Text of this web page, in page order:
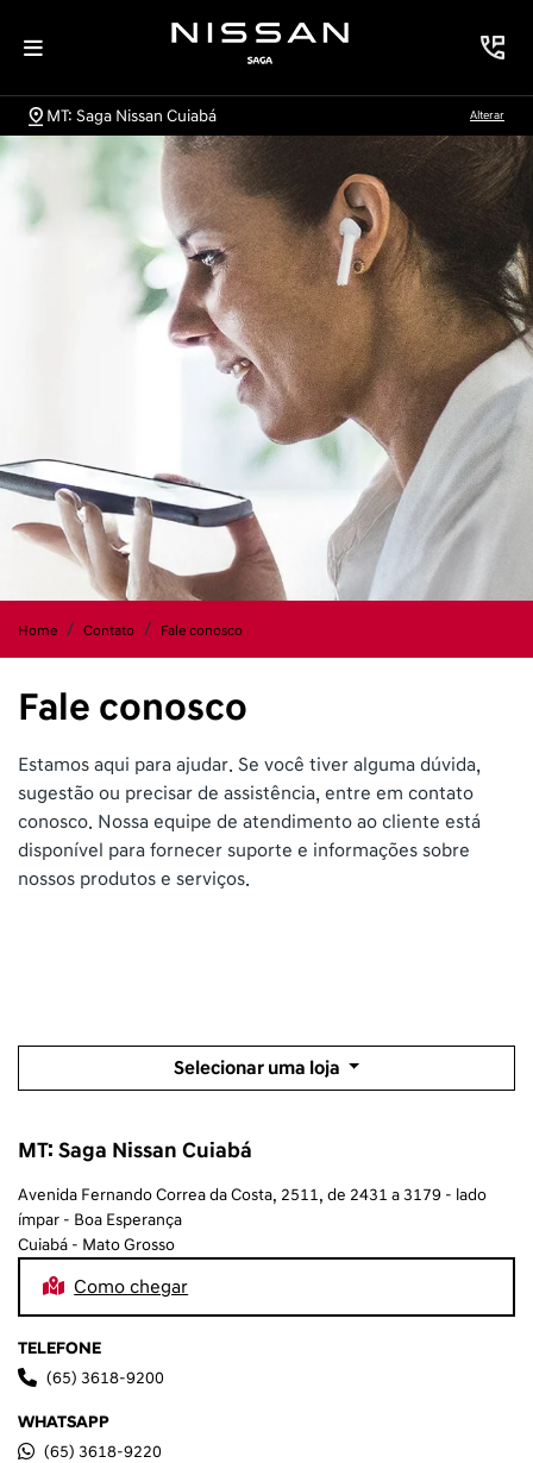
MT: Saga Nissan Cuiabá Alterar
Home Contato Fale conosco
Fale conosco
Estamos aqui para ajudar. Se você tiver alguma dúvida,
sugestão ou precisar de assistência, entre em contato
conosco. Nossa equipe de atendimento ao cliente está
disponível para fornecer suporte e informações sobre
nossos produtos e serviços.
Selecionar uma loja
MT: Saga Nissan Cuiabá
Avenida Fernando Correa da Costa, 2511, de 2431 a 3179 - lado
ímpar - Boa Esperança
Cuiabá - Mato Grosso
Como chegar
TELEFONE
(65) 3618-9200
WHATSAPP
(65) 3618-9220